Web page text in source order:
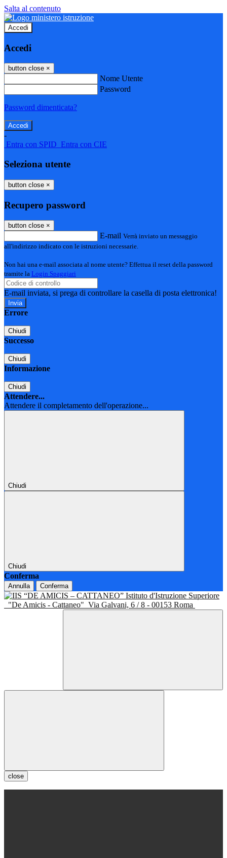
Salta al contenuto
Accedi
Accedi
button close ×
Nome Utente
Password
Password dimenticata?
-
Entra con SPID Entra con CIE
Seleziona utente
button close ×
Recupero password
button close ×
E-mail Verrà inviato un messaggio
all'indirizzo indicato con le istruzioni necessarie.
Non hai una e-mail associata al nome utente? Effettua il reset della password
tramite la Login Spaggiari
E-mail inviata, si prega di controllare la casella di posta elettronica!
Errore
Chiudi
Successo
Chiudi
Informazione
Chiudi
Attendere...
Attendere il completamento dell'operazione...
Chiudi
Chiudi
Conferma
Annulla Conferma
Istituto d'Istruzione Superiore
"De Amicis - Cattaneo" Via Galvani, 6 / 8 - 00153 Roma
close